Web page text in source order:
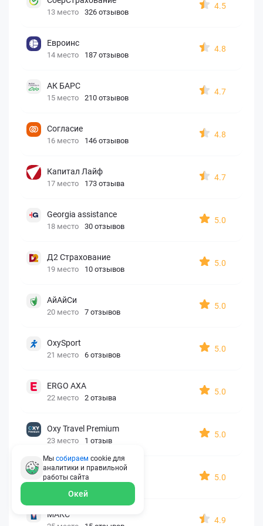
13 место 326 отзывов
4.5
Евроинс
14 место 187 отзывов
4.8
АК БАРС
15 место 210 отзывов
4.7
Согласие
16 место 146 отзывов
4.8
Капитал Лайф
17 место 173 отзыва
4.7
Georgia assistance
18 место 30 отзывов
5.0
Д2 Страхование
19 место 10 отзывов
5.0
АйАйСи
20 место 7 отзывов
5.0
OxySport
21 место 6 отзывов
5.0
ERGO AXA
22 место 2 отзыва
5.0
Oxy Travel Premium
23 место 1 отзыв
5.0
УралСиб
24 место 1 отзыв
5.0
МАКС
4.9
Мы собираем cookie для
аналитики и правильной
работы сайта
Окей